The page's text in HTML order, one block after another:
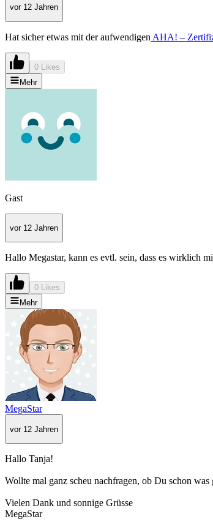
vor 12 Jahren
Hat sicher etwas mit der aufwendigen AHA! –
0 Likes
Mehr
Gast
vor 12 Jahren
Hallo Megastar, kann es evtl. sein, dass es wirklich
0 Likes
Mehr
MegaStar
vor 12 Jahren
Hallo Tanja!
Wollte mal ganz scheu nachfragen, ob Du schon
Vielen Dank und sonnige Grüsse
MegaStar